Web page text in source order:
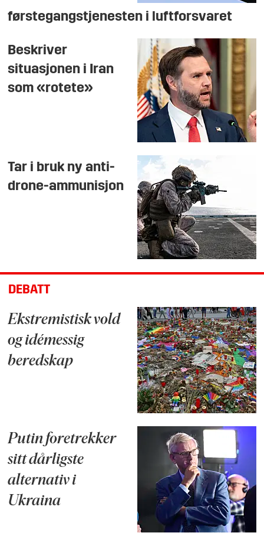
førstegangstjenesten i luftforsvaret
Beskriver
situasjonen i Iran
som «rotete»
Tar i bruk ny anti-
drone-ammunisjon
DEBATT
Ekstremistisk vold
og idémessig
beredskap
Putin foretrekker
sitt dårligste
alternativ i
Ukraina